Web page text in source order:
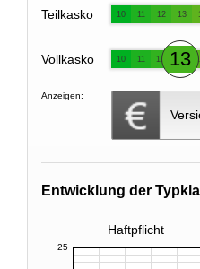
Teilkasko 10 11 12 13
Vollkasko 10 11 12 13
Anzeigen:
Entwicklung der
Haftpflicht
25